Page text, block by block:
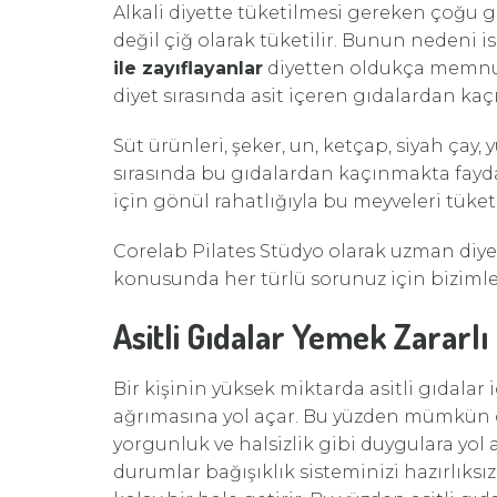
Alkali diyette tüketilmesi gereken çoğu
değil çiğ olarak tüketilir. Bunun nedeni
ile zayıflayanlar diyetten oldukça
diyet sırasında asit içeren gıdalardan
Süt ürünleri, şeker, un, ketçap, siyah
sırasında bu gıdalardan kaçınmakta
için gönül rahatlığıyla bu meyveleri
Corelab Pilates Stüdyo olarak uzman
konusunda her türlü sorunuz için
Asitli Gıdalar Yemek Zararlı
Bir kişinin yüksek miktarda asitli gıdalar
ağrımasına yol açar. Bu yüzden
yorgunluk ve halsizlik gibi duygulara yol
durumlar bağışıklık sisteminizi